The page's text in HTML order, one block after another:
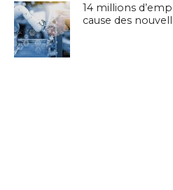
14 millions
cause des